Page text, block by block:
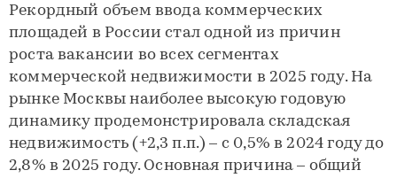
Рекордный объем ввода коммерческих
площадей в России стал одной из причин
роста вакансии во всех сегментах
коммерческой недвижимости в 2025 году. На
рынке Москвы наиболее высокую годовую
динамику продемонстрировала складская
недвижимость (+2,3 п.п.) – с 0,5% в 2024 году до
2,8% в 2025 году. Основная причина – общий